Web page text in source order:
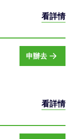
看詳情
申辦去
看詳情